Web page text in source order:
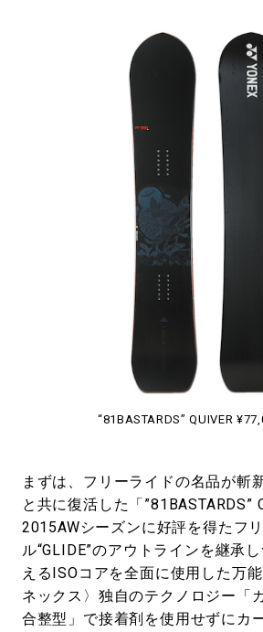
“81BASTARDS” QUIVER
まずは、フリーライドの名品が斬
と共に復活した「”81BASTARDS”
2015AWシーズンに好評を得たフ
ル“GLIDE”のアウトラインを継承
えるISOコアを全面に使用した万
ネックス〉独自のテクノロジー「
合整型」で接着剤を使用せずにカ